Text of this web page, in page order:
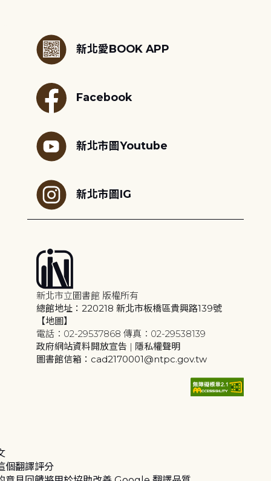
新北愛BOOK APP
Facebook
新北市圖Youtube
新北市圖IG
新北市立圖書館 版權所有
總館地址：220218 新北市板橋區貴興路139號
【地圖】
電話：02-29537868 傳真：02-29538139
政府網站資料開放宣告 | 隱私權聲明
圖書館信箱：cad2170001@ntpc.gov.tw
個翻譯評分